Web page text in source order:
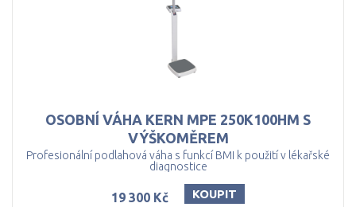
OSOBNÍ VÁHA KERN MPE 250K100HM S
VÝŠKOMĚREM
Profesionální podlahová váha s funkcí BMI k použití v lékařské
diagnostice
19 300 Kč KOUPIT